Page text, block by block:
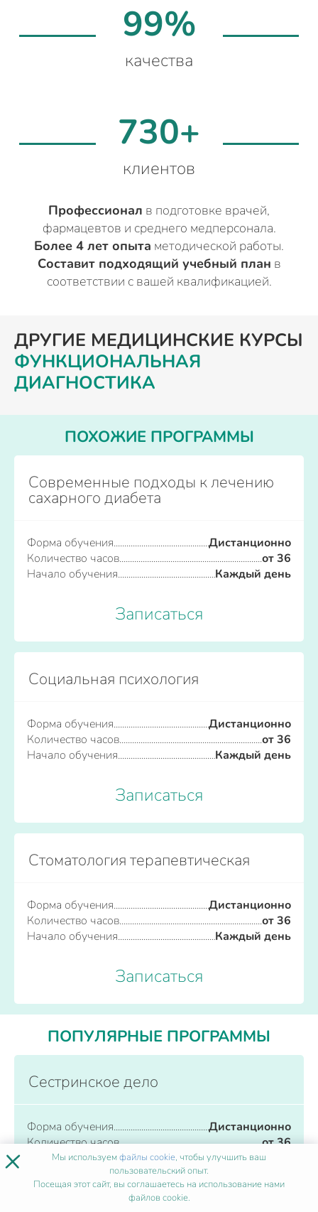
99%
качества
730+
клиентов
Профессионал в подготовке врачей,
фармацевтов и среднего медперсонала.
Более 4 лет опыта методической работы.
Составит подходящий учебный план в
соответствии с вашей квалификацией.
ДРУГИЕ МЕДИЦИНСКИЕ КУРСЫ
ФУНКЦИОНАЛЬНАЯ
ДИАГНОСТИКА
ПОХОЖИЕ ПРОГРАММЫ
Современные подходы к лечению
сахарного диабета
Форма обучения
Дистанционно
Количество часов
от 36
Начало обучения
Каждый день
Записаться
Социальная психология
Форма обучения
Дистанционно
Количество часов
от 36
Начало обучения
Каждый день
Записаться
Стоматология терапевтическая
Форма обучения
Дистанционно
Количество часов
от 36
Начало обучения
Каждый день
Записаться
ПОПУЛЯРНЫЕ ПРОГРАММЫ
Сестринское дело
Форма обучения
Дистанционно
Количество часов
от 36
Начало обучения
Каждый день
Записаться
× Мы используемфайлы cookie, чтобы улучшить ваш
пользовательский опыт.
Посещая этот сайт, вы соглашаетесь на использование нами
файлов cookie.